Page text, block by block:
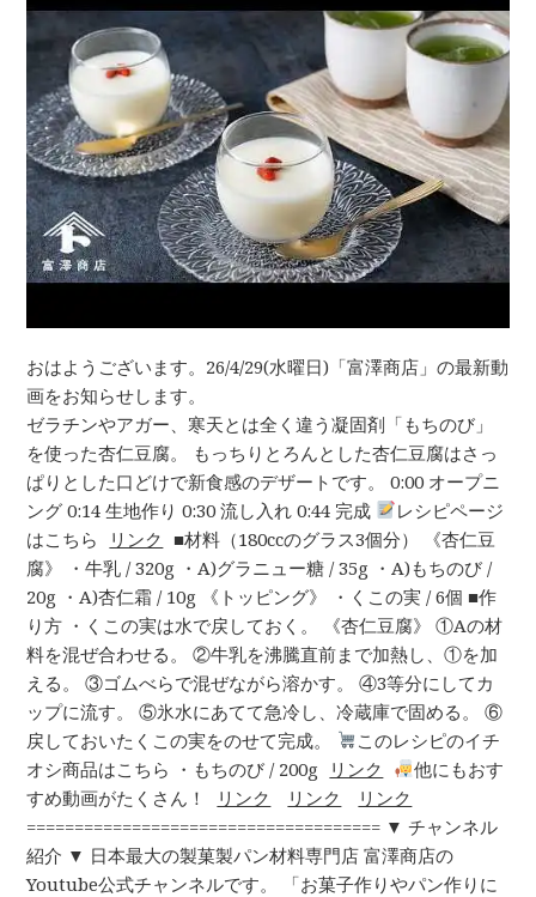
おはようございます。26/4/29(水曜日)「富澤商店」の最新動
画をお知らせします。
ゼラチンやアガー、寒天とは全く違う凝固剤「もちのび」
を使った杏仁豆腐。 もっちりとろんとした杏仁豆腐はさっ
ぱりとした口どけで新食感のデザートです。 0:00 オープニ
ング 0:14 生地作り 0:30 流し入れ 0:44 完成
レシピページ
はこちら
リンク ■材料（180ccのグラス3個分） 《杏仁豆
腐》 ・牛乳 / 320g ・A)グラニュー糖 / 35g ・A)もちのび /
20g ・A)杏仁霜 / 10g 《トッピング》 ・くこの実 / 6個 ■作
り方 ・くこの実は水で戻しておく。 《杏仁豆腐》 ①Aの材
料を混ぜ合わせる。 ②牛乳を沸騰直前まで加熱し、①を加
える。 ③ゴムべらで混ぜながら溶かす。 ④3等分にしてカ
ップに流す。 ⑤氷水にあてて急冷し、冷蔵庫で固める。 ⑥
戻しておいたくこの実をのせて完成。
このレシピのイチ
オシ商品はこちら ・もちのび / 200g
リンク
他にもおす
すめ動画がたくさん！
リンク リンク
リンク
===================================== ▼ チャンネル
紹介 ▼ 日本最大の製菓製パン材料専門店 富澤商店の
Youtube公式チャンネルです。 「お菓子作りやパン作りに